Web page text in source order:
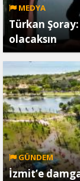
MEDYA
Türkan
olacaksın
GÜNDEM
İzmit’e